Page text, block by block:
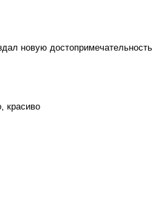
новую достопримечательность
красиво